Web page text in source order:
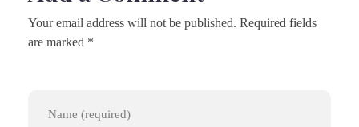
Your email address will not be published. Required fields
are marked *